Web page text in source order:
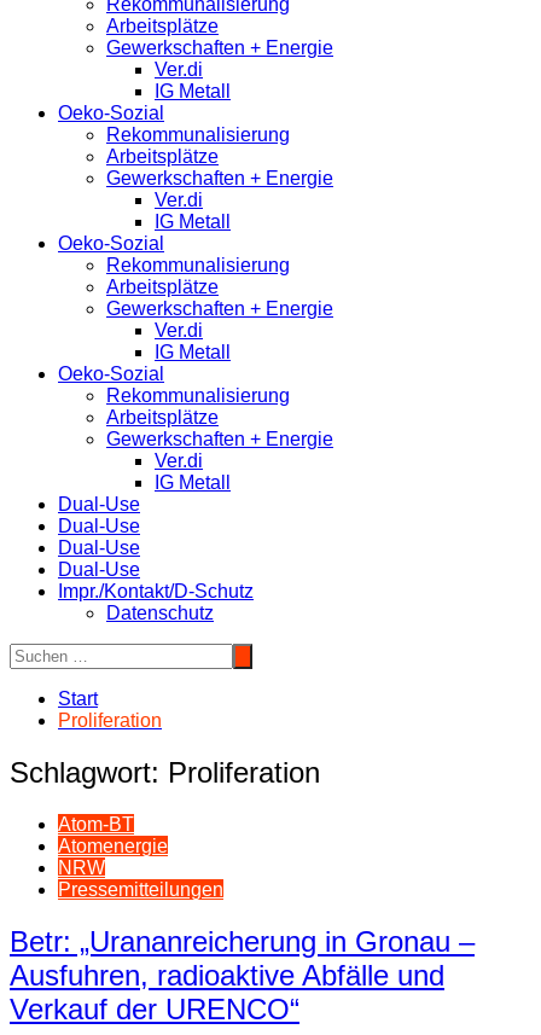
Rekommunalisierung
Arbeitsplätze
Gewerkschaften + Energie
Ver.di
IG Metall
Oeko-Sozial
Rekommunalisierung
Arbeitsplätze
Gewerkschaften + Energie
Ver.di
IG Metall
Oeko-Sozial
Rekommunalisierung
Arbeitsplätze
Gewerkschaften + Energie
Ver.di
IG Metall
Oeko-Sozial
Rekommunalisierung
Arbeitsplätze
Gewerkschaften + Energie
Ver.di
IG Metall
Dual-Use
Dual-Use
Dual-Use
Dual-Use
Impr./Kontakt/D-Schutz
Datenschutz
Start
Proliferation
Schlagwort: Proliferation
Atom-BT
Atomenergie
NRW
Pressemitteilungen
Betr: „Urananreicherung in Gronau –
Ausfuhren, radioaktive Abfälle und
Verkauf der URENCO“